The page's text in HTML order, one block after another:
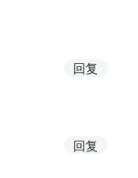
回复
回复